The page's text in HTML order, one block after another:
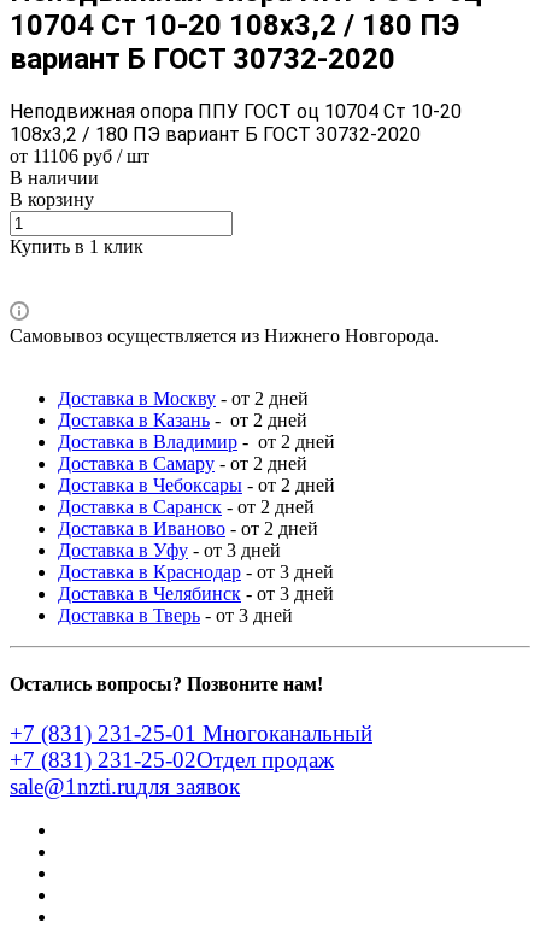
10704 Ст 10-20 108x3,2 / 180 ПЭ
вариант Б ГОСТ 30732-2020
Неподвижная опора ППУ ГОСТ оц 10704 Ст 10-20
108x3,2 / 180 ПЭ вариант Б ГОСТ 30732-2020
от 11106 руб / шт
В наличии
В корзину
Купить в 1 клик
Самовывоз осуществляется из Нижнего Новгорода.
Доставка в Москву - от 2 дней
Доставка в Казань - от 2 дней
Доставка в Владимир - от 2 дней
Доставка в Самару - от 2 дней
Доставка в Чебоксары - от 2 дней
Доставка в Саранск - от 2 дней
Доставка в Иваново - от 2 дней
Доставка в Уфу - от 3 дней
Доставка в Краснодар - от 3 дней
Доставка в Челябинск - от 3 дней
Доставка в Тверь - от 3 дней
Остались вопросы? Позвоните нам!
+7 (831) 231-25-01 Многоканальный
+7 (831) 231-25-02Отдел продаж
sale@1nzti.ruдля заявок